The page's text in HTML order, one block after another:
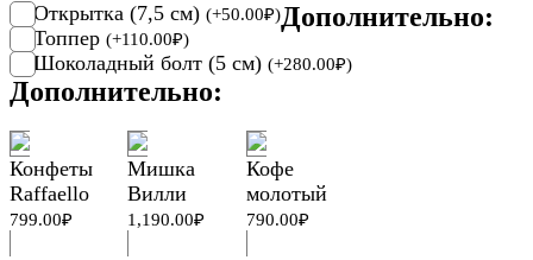
Открытка (7,5 см) (+50.00₽)
Топпер (+110.00₽)
Шоколадный болт (5 см) (+280.00₽)
Дополнительно:
Дополнительно:
Конфеты
Raffaello
799.00₽
Мишка
Вилли
1,190.00₽
Кофе
молотый
790.00₽